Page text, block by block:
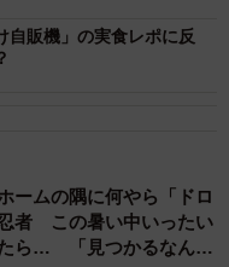
自販機」の実食レポに反
ームの隅に何やら「ドロ
者 この暑い中いったい
ら… 「見つかるなんて